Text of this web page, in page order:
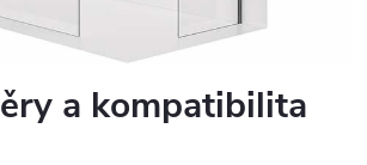
a kompatibilita